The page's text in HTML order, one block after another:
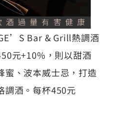
Bar & Grill熱調酒
元+10%，則以甜酒
蜜、波本威士忌，打造
調酒。每杯450元